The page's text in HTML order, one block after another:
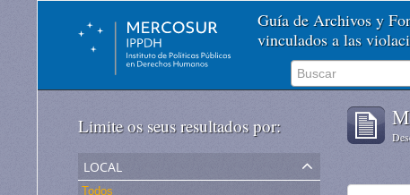
Guía de Archivos y
vinculados a las
Limite os seus resultados por:
local
Todos